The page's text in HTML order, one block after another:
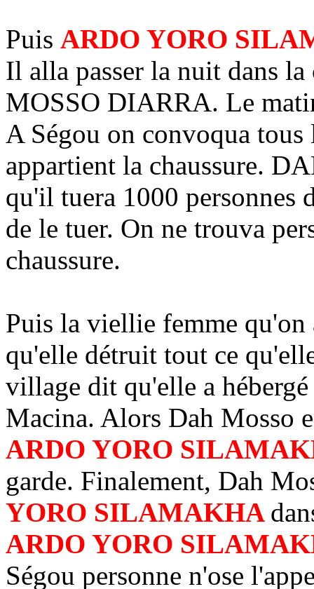
Puis ARDO YORO
Il alla passer la nuit dans
MOSSO DIARRA. Le
A Ségou on convoqua
appartient la chaussure.
qu'il tuera 1000 personnes
de le tuer. On ne trouva
chaussure.
Puis la viellie femme
qu'elle détruit tout ce
village dit qu'elle a
Macina. Alors Dah Mosso
ARDO YORO
garde. Finalement, Dah
YORO SILAMAKHA
ARDO YORO
Ségou personne n'ose